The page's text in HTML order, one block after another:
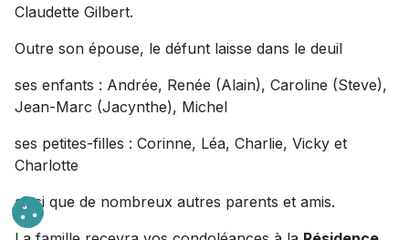
Claudette Gilbert.
Outre son épouse, le défunt laisse dans le deuil
ses enfants : Andrée, Renée (Alain), Caroline (Steve),
Jean-Marc (Jacynthe), Michel
ses petites-filles : Corinne, Léa, Charlie, Vicky et
Charlotte
ainsi que de nombreux autres parents et amis.